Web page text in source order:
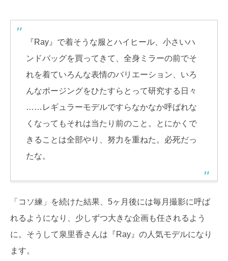
『Ray』で着そうな服とハイヒール、小さいハ
ンドバッグを買ってきて、全身ミラーの前でそ
れを着ていろんな表情のバリエーション、いろ
んなポージングをひたすらとって研究する日々
……レギュラーモデルですらなかなか呼ばれな
くなってもそれは当たり前のこと。とにかくで
きることは全部やり、努力を重ねた。必死だっ
たな。
「コソ練」を続けた結果、5ヶ月後には毎月撮影に呼ば
れるようになり、少しずつ大きな企画も任されるよう
に。そうして泉里香さんは『Ray』の人気モデルになり
ます。